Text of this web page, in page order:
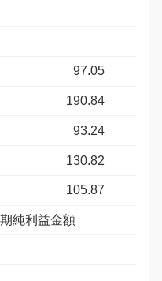
97.05
190.84
93.24
130.82
105.87
純利益金額